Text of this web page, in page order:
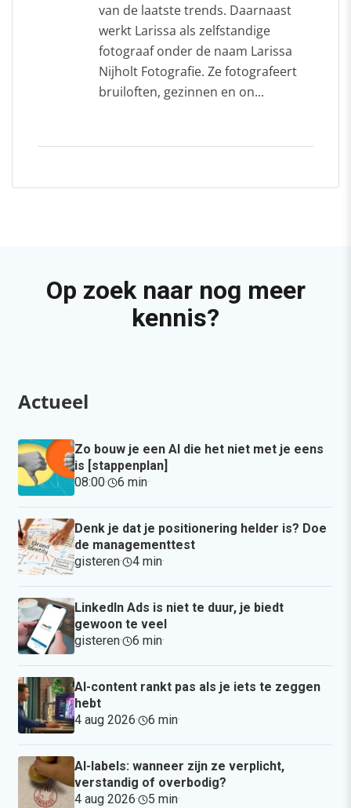
van de laatste trends. Daarnaast
werkt Larissa als zelfstandige
fotograaf onder de naam Larissa
Nijholt Fotografie. Ze fotografeert
bruiloften, gezinnen en on...
Op zoek naar nog meer
kennis?
Actueel
Zo bouw je een AI die het niet met je eens
is [stappenplan]
08:00· 6 min·
Denk je dat je positionering helder is? Doe
de managementtest
gisteren· 4 min·
LinkedIn Ads is niet te duur, je biedt
gewoon te veel
gisteren· 6 min·
AI-content rankt pas als je iets te zeggen
hebt
4 aug 2026· 6 min·
AI-labels: wanneer zijn ze verplicht,
verstandig of overbodig?
4 aug 2026· 5 min·